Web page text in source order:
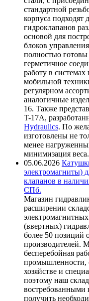
стандартной
корпуса подходят
гидроклапанов
основой для
блоков
полностью
герметичное
работу в
мобильной
регулярном
аналогичные
16. Также
T-17A,
Hydraulics. По
изготовлены не
менее
минимизация веса.
05.06.2026
электромагниты)
клапанов в
СПб.
Магазин
расширении
(ввертных)
более 50 позиций
производителей.
бесперебойная
промышленности,
хозяйстве и
поэтому наш
получить